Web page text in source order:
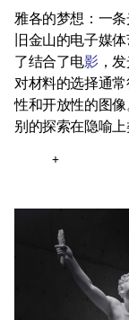
雅各的梦想：一
旧金山的电子媒
了结合了电影，
对材料的选择通
性和开放性的图
别的探索在隐喻
+